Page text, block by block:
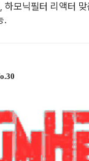
하모닉필터 리액터
.